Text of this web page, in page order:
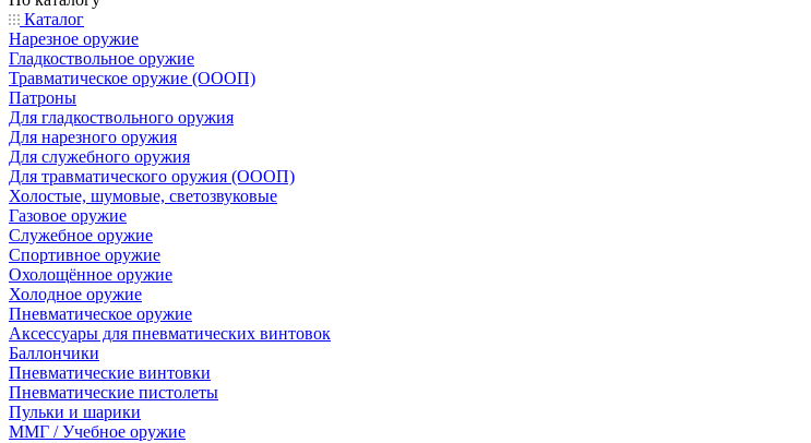
Каталог
Нарезное оружие
Гладкоствольное оружие
Травматическое оружие (ОООП)
Патроны
Для гладкоствольного оружия
Для нарезного оружия
Для служебного оружия
Для травматического оружия (ОООП)
Холостые, шумовые, светозвуковые
Газовое оружие
Служебное оружие
Спортивное оружие
Охолощённое оружие
Холодное оружие
Пневматическое оружие
Аксессуары для пневматических винтовок
Баллончики
Пневматические винтовки
Пневматические пистолеты
Пульки и шарики
ММГ / Учебное оружие